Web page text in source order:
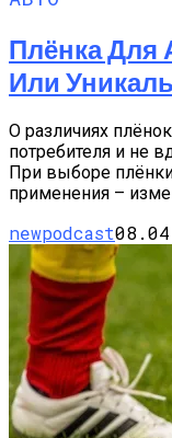
Плёнка Для
Или
О различиях
потребителя и не
При выборе
применения –
newpodcast